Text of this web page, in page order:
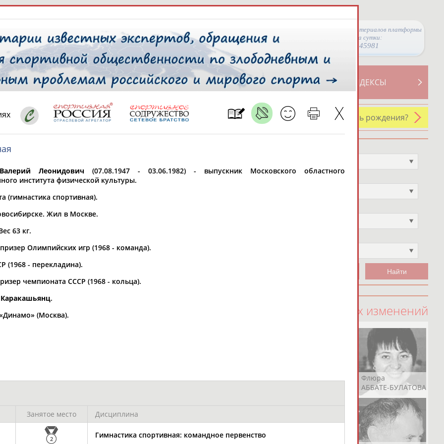
Просмотры материалов платформы
за сутки:
45981
СВОДНЫЕ ИНДЕКСЫ
ТАБЛО АКТИВНОСТИ
РЕСУРСНАЯ ПЛОЩАДКА
У кого сегодня день рождения?
регион*
* для действующих спортсменов
рождения
чч мм год по чч мм
100 последних изменений
Флюра
АББАТЕ-БУЛАТОВА
Леонидович (07.08.1947 - 03.06.1982) - выпускник Московского областного
института физической культуры.
(гимнастика спортивная).
Жил в Москве.
63 кг.
Олимпийских игр (1968 - команда).
(1968 - перекладина).
чемпионата СССР (1968 - кольца).
.
(Москва).
Занятое место Дисциплина
2 Гимнастика спортивная: командное первенство